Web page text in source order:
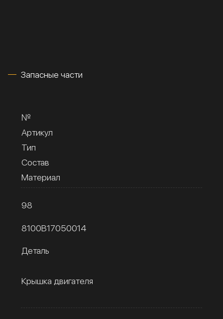
Запасные части
№
Артикул
Тип
Состав
Материал
98
8100B17050014
Деталь
Крышка двигателя